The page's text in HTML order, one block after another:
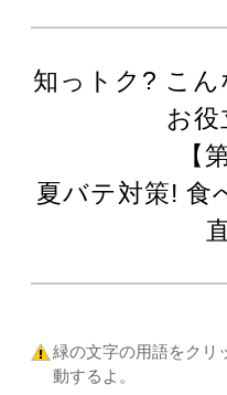
知っトク? こん
お役
【
夏バテ対策! 食
緑の文字の用語をクリ
動するよ。